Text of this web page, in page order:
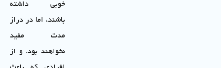
خوبی داشته
باشند، اما در دراز
مدت مفید
نخواهند بود. و از